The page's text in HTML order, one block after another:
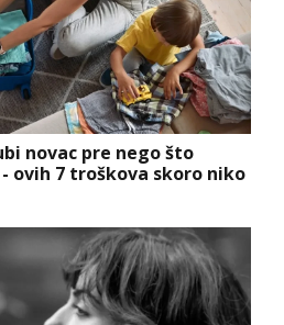
novac pre nego što
ovih 7 troškova skoro niko